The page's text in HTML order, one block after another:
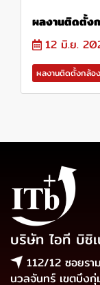
ผลงานติดตั้ง
12 มิ.ย.
ผลงานติดตั้งกล้อ
บริษัท ไอที บิซิ
112/12 ซอยร
นวลจันทร์ เขตบึง